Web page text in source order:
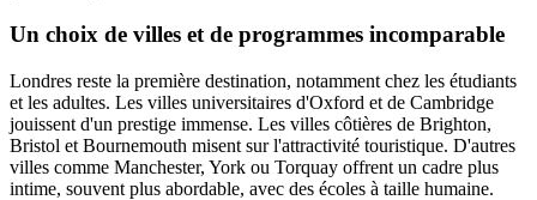
Un choix de villes et de programmes incomparable
Londres reste la première destination, notamment chez les étudiants
et les adultes. Les villes universitaires d'Oxford et de Cambridge
jouissent d'un prestige immense. Les villes côtières de Brighton,
Bristol et Bournemouth misent sur l'attractivité touristique. D'autres
villes comme Manchester, York ou Torquay offrent un cadre plus
intime, souvent plus abordable, avec des écoles à taille humaine.